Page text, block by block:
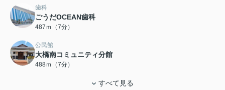
歯科
ごうだOCEAN歯科
487ｍ（7分）
公民館
大橋南コミュニティ分館
488ｍ（7分）
すべて見る